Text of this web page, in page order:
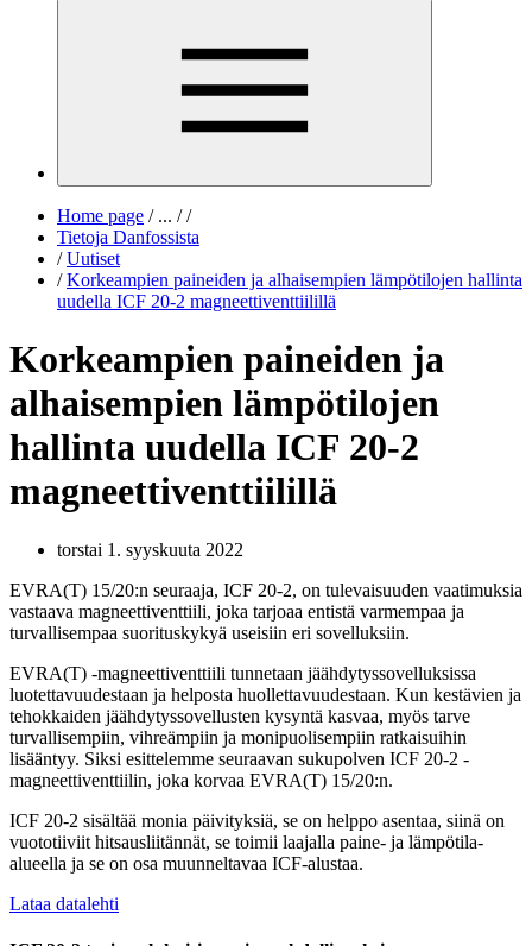
Home page /... / /
Tietoja Danfossista
/ Uutiset
/ Korkeampien paineiden ja alhaisempien lämpötilojen hallinta
uudella ICF 20-2 magneettiventtiilillä
Korkeampien paineiden ja
alhaisempien lämpötilojen
hallinta uudella ICF 20-2
magneettiventtiilillä
torstai 1. syyskuuta 2022
EVRA(T) 15/20:n seuraaja, ICF 20-2, on tulevaisuuden vaatimuksia
vastaava magneettiventtiili, joka tarjoaa entistä varmempaa ja
turvallisempaa suorituskykyä useisiin eri sovelluksiin.
EVRA(T) -magneettiventtiili tunnetaan jäähdytyssovelluksissa
luotettavuudestaan ja helposta huollettavuudestaan. Kun kestävien ja
tehokkaiden jäähdytyssovellusten kysyntä kasvaa, myös tarve
turvallisempiin, vihreämpiin ja monipuolisempiin ratkaisuihin
lisääntyy. Siksi esittelemme seuraavan sukupolven ICF 20-2 -
magneettiventtiilin, joka korvaa EVRA(T) 15/20:n.
ICF 20-2 sisältää monia päivityksiä, se on helppo asentaa, siinä on
vuototiiviit hitsausliitännät, se toimii laajalla paine- ja lämpötila-
alueella ja se on osa muunneltavaa ICF-alustaa.
Lataa datalehti